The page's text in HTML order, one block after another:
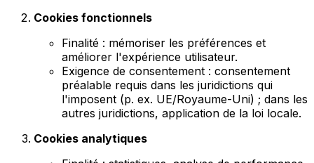
Cookies fonctionnels
Finalité : mémoriser les préférences et
améliorer l'expérience utilisateur.
Exigence de consentement : consentement
préalable requis dans les juridictions qui
l'imposent (p. ex. UE/Royaume-Uni) ; dans les
autres juridictions, application de la loi locale.
Cookies analytiques